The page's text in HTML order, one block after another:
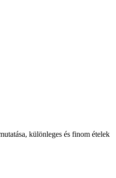
különleges és finom ételek